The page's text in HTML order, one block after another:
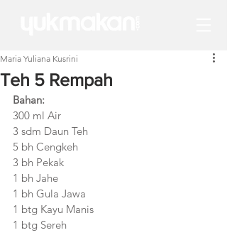
Teh 5 Rempah
Maria Yuliana Kusrini
Bahan:
300 ml Air
3 sdm Daun Teh
5 bh Cengkeh
3 bh Pekak
1 bh Jahe
1 bh Gula Jawa
1 btg Kayu Manis
1 btg Sereh